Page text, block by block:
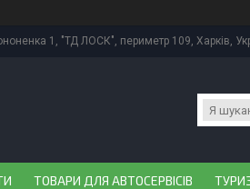
1, "ТД ЛОСК", периметр 109, Харків,
ТОВАРИ ДЛЯ АВТОСЕРВІСІВ